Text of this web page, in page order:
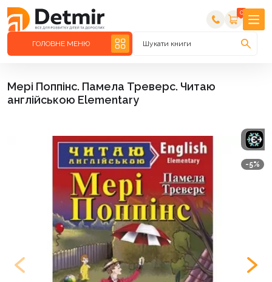
0
ГОЛОВНЕ МЕНЮ Шукати книги
Мері Поппінс. Памела Треверс. Читаю
англійською Elementary
-5%